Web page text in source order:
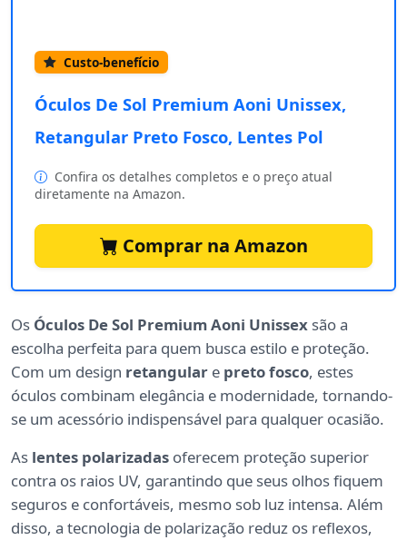
Custo-benefício
Óculos De Sol Premium Aoni Unissex,
Retangular Preto Fosco, Lentes Pol
Confira os detalhes completos e o preço atual
diretamente na Amazon.
Comprar na Amazon
Os Óculos De Sol Premium Aoni Unissex são a
escolha perfeita para quem busca estilo e proteção.
Com um design retangular e preto fosco, estes
óculos combinam elegância e modernidade, tornando-
se um acessório indispensável para qualquer ocasião.
As lentes polarizadas oferecem proteção superior
contra os raios UV, garantindo que seus olhos fiquem
seguros e confortáveis, mesmo sob luz intensa. Além
disso, a tecnologia de polarização reduz os reflexos,